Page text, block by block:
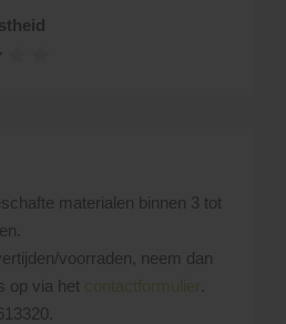
materialen binnen 3 tot
voorraden, neem dan
op via het contactformulier